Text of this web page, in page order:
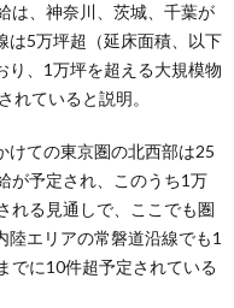
は、神奈川、茨城、千葉が
は5万坪超（延床面積、以下
り、1万坪を超える大規模物
れていると説明。
けての東京圏の北西部は25
が予定され、このうち1万
れる見通しで、ここでも圏
エリアの常磐道沿線でも1
でに10件超予定されている